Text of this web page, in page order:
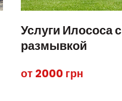
Услуги Илососа с
размывкой
от 2000 грн